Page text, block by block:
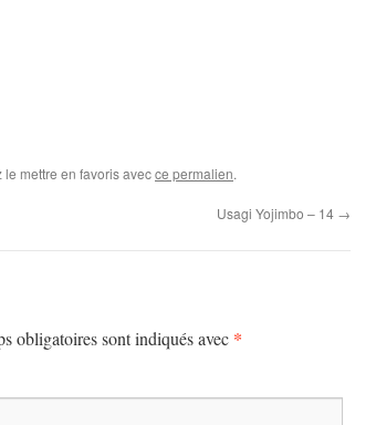
le mettre en favoris avecce permalien.
Usagi Yojimbo – 14 →
obligatoires sont indiqués avec *